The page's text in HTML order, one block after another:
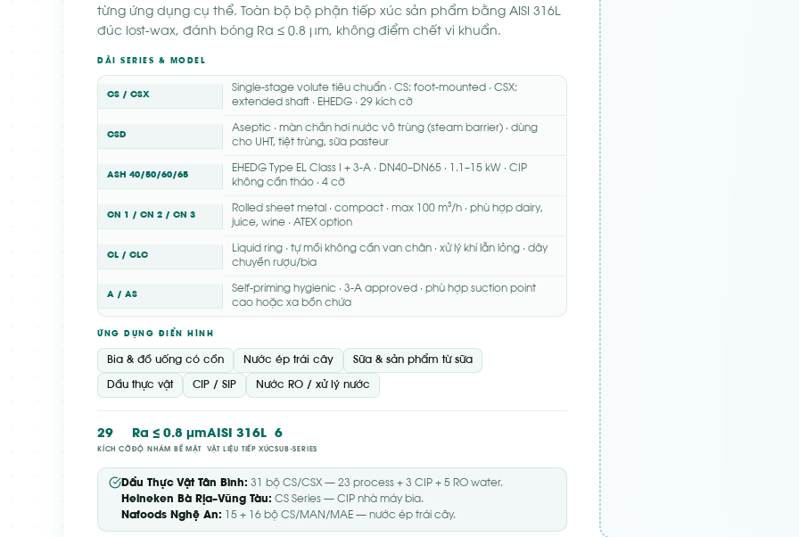
từng ứng dụng cụ thể. Toàn bộ bộ phận tiếp xúc sản phẩm bằng AISI 316L
đúc lost-wax, đánh bóng Ra ≤ 0.8 μm, không điểm chết vi khuẩn.
DẢI SERIES & MODEL
CS / CSX
Single-stage volute tiêu chuẩn · CS: foot-mounted · CSX:
extended shaft · EHEDG · 29 kích cỡ
CSD
Aseptic · màn chắn hơi nước vô trùng (steam barrier) · dùng
cho UHT, tiệt trùng, sữa pasteur
ASH 40/50/60/65
EHEDG Type EL Class I + 3-A · DN40–DN65 · 1.1–15 kW · CIP
không cần tháo · 4 cỡ
CN 1 / CN 2 / CN 3
Rolled sheet metal · compact · max 100 m³/h · phù hợp dairy,
juice, wine · ATEX option
CL / CLC
Liquid ring · tự mồi không cần van chân · xử lý khí lẫn lỏng · dây
chuyền rượu/bia
A / AS
Self-priming hygienic · 3-A approved · phù hợp suction point
cao hoặc xa bồn chứa
ỨNG DỤNG ĐIỂN HÌNH
Bia & đồ uống có cồn Nước ép trái cây Sữa & sản phẩm từ sữa
Dầu thực vật CIP / SIP Nước RO / xử lý nước
29
KÍCH CỠ
Ra ≤ 0.8 μm
ĐỘ NHÁM BỀ MẶT
AISI 316L
VẬT LIỆU TIẾP XÚC
6
SUB-SERIES
Dầu Thực Vật Tân Bình: 31 bộ CS/CSX — 23 process + 3 CIP + 5 RO water.
Heineken Bà Rịa–Vũng Tàu: CS Series — CIP nhà máy bia.
Nafoods Nghệ An: 15 + 16 bộ CS/MAN/MAE — nước ép trái cây.